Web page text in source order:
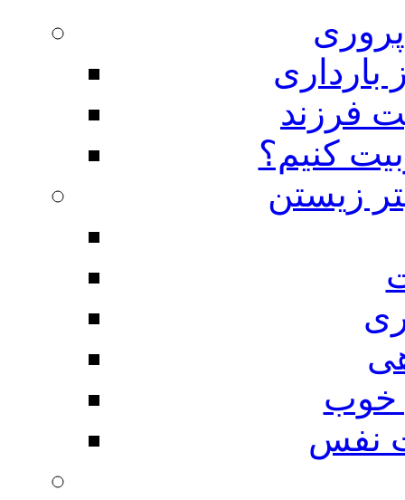
بارداری
فرزند
کنیم؟
زیستن
خوب
نفس